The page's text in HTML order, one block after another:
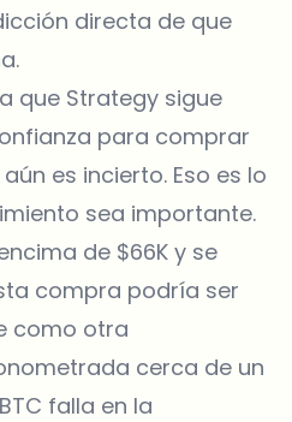
directa de que
que Strategy sigue
para comprar
es incierto. Eso es lo
sea importante.
de $66K y se
compra podría ser
como otra
cerca de un
falla en la